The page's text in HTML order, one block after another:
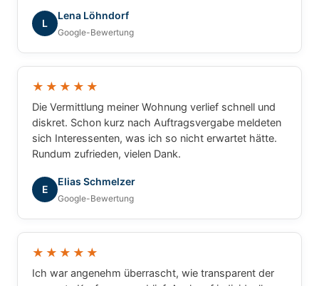
L
Lena Löhndorf
Google-Bewertung
★★★★★
Die Vermittlung meiner Wohnung verlief schnell und
diskret. Schon kurz nach Auftragsvergabe meldeten
sich Interessenten, was ich so nicht erwartet hätte.
Rundum zufrieden, vielen Dank.
E
Elias Schmelzer
Google-Bewertung
★★★★★
Ich war angenehm überrascht, wie transparent der